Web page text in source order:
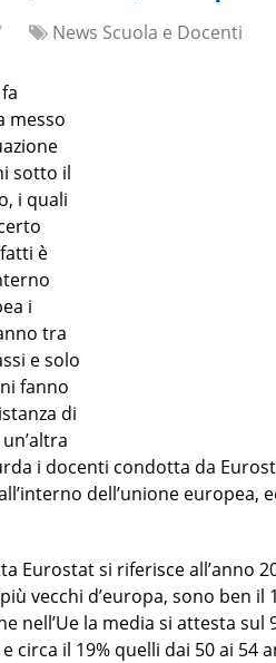
News Scuola e Docenti
messo
sotto il
i quali
è
i
tra
e solo
fanno
di
i docenti condotta da
dell’unione europea,
Eurostat si riferisce all’anno
vecchi d’europa, sono ben il
nell’Ue la media si attesta
circa il 19% quelli dai 50 ai 54